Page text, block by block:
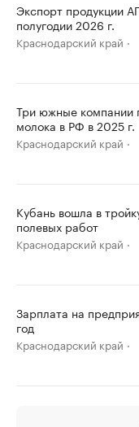
Экспорт продукции
полугодии 2026 г.
Краснодарский край
Три южные компании
молока в РФ в 2025 г.
Краснодарский край
Кубань вошла в
полевых работ
Краснодарский край
Зарплата на
год
Краснодарский край